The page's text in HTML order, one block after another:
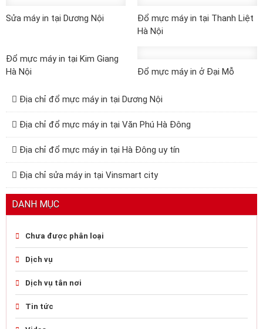
Sửa máy in tại Dương Nội
Đổ mực máy in tại Thanh Liệt
Hà Nội
Đổ mực máy in tại Kim Giang
Hà Nội
Đổ mực máy in ở Đại Mỗ
Địa chỉ đổ mực máy in tại Dương Nội
Địa chỉ đổ mực máy in tại Văn Phú Hà Đông
Địa chỉ đổ mực máy in tại Hà Đông uy tín
Địa chỉ sửa máy in tại Vinsmart city
DANH MỤC
Chưa được phân loại
Dịch vụ
Dịch vụ tân nơi
Tin tức